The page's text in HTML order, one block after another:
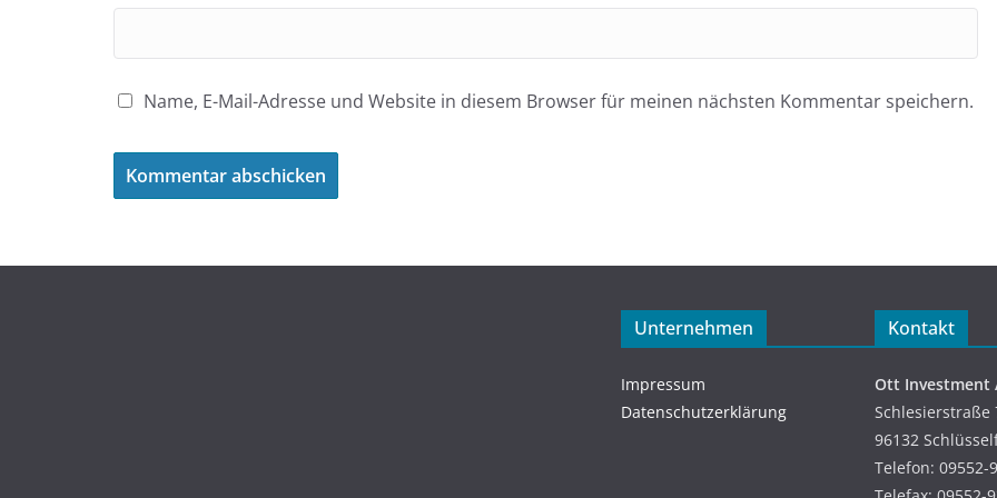
Name, E-Mail-Adresse und Website in diesem Browser für meinen nächsten Kommentar speichern.
Unternehmen
Impressum
Datenschutzerklärung
Kontakt
Ott Investment
Schlesierstraße
96132
Telefon: 09552-